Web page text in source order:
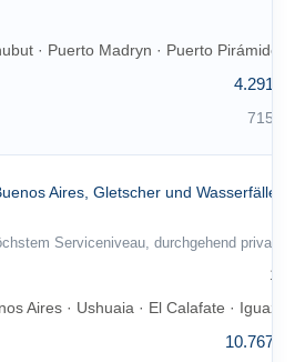
· Puerto Madryn · Puerto Pirámides
4.291 €
715 €
Aires, Gletscher und Wasserfälle |
Serviceniveau, durchgehend privat.
13
Aires · Ushuaia · El Calafate · Iguazú
10.767 €